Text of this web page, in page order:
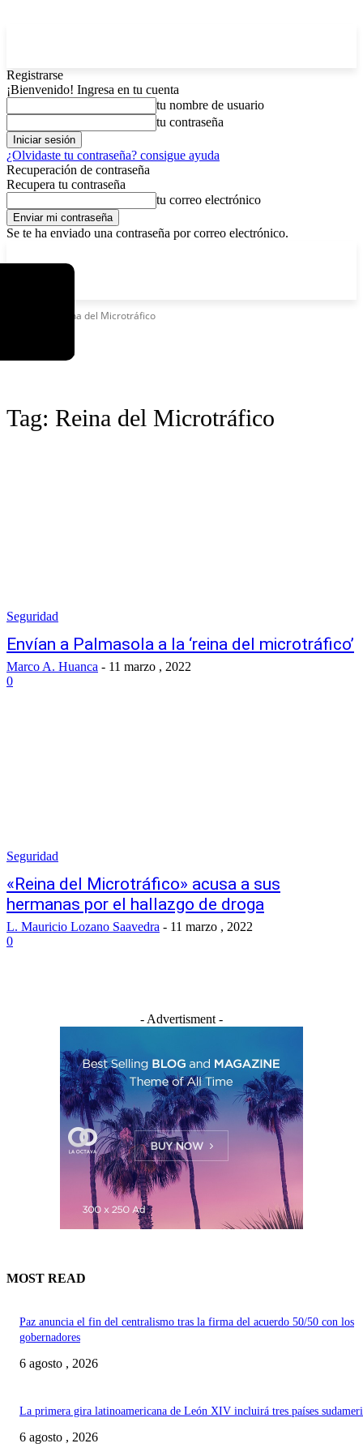
Registrarse
¡Bienvenido! Ingresa en tu cuenta
tu nombre de usuario
tu contraseña
¿Olvidaste tu contraseña? consigue ayuda
Recuperación de contraseña
Recupera tu contraseña
tu correo electrónico
Se te ha enviado una contraseña por correo electrónico.
Reina del Microtráfico
Tag: Reina del Microtráfico
Seguridad
Envían a Palmasola a la ‘reina del microtráfico’
Marco A. Huanca - 11 marzo , 2022
0
Seguridad
«Reina del Microtráfico» acusa a sus
hermanas por el hallazgo de droga
L. Mauricio Lozano Saavedra - 11 marzo , 2022
0
- Advertisment -
MOST READ
Paz anuncia el fin del centralismo tras la firma del acuerdo 50/50 con los
gobernadores
6 agosto , 2026
La primera gira latinoamericana de León XIV incluirá tres países
6 agosto , 2026